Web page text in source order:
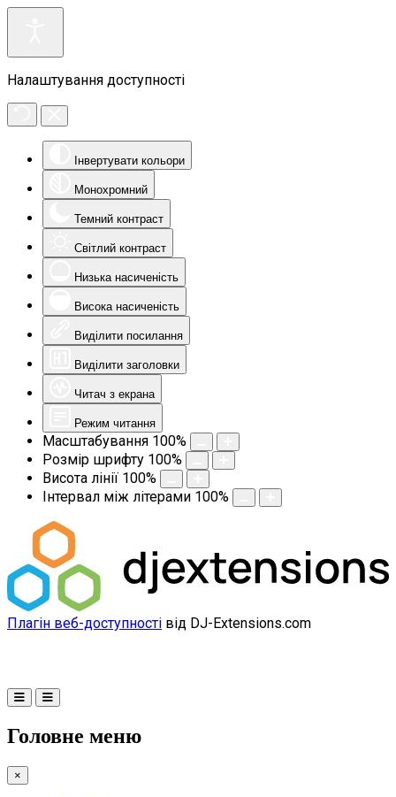
Налаштування доступності
Інвертувати кольори
Монохромний
Темний контраст
Світлий контраст
Низька насиченість
Висока насиченість
Виділити посилання
Виділити заголовки
Читач з екрана
Режим читання
Масштабування 100%
Розмір шрифту 100%
Висота лінії 100%
Інтервал між літерами 100%
Плагін веб-доступності від DJ-Extensions.com
Головне меню
×